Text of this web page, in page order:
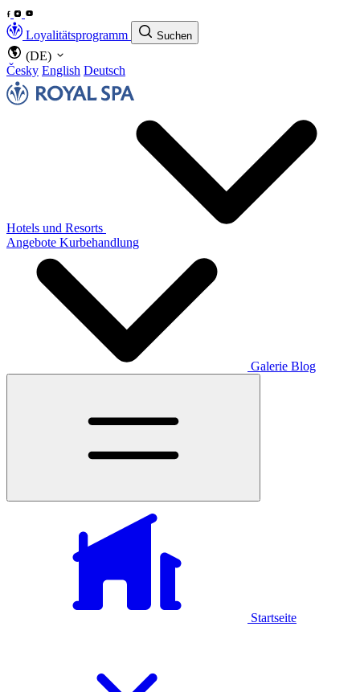
Loyalitätsprogramm Suchen
(DE)
Česky English Deutsch
Hotels und Resorts
Angebote Kurbehandlung
Galerie Blog
Startseite